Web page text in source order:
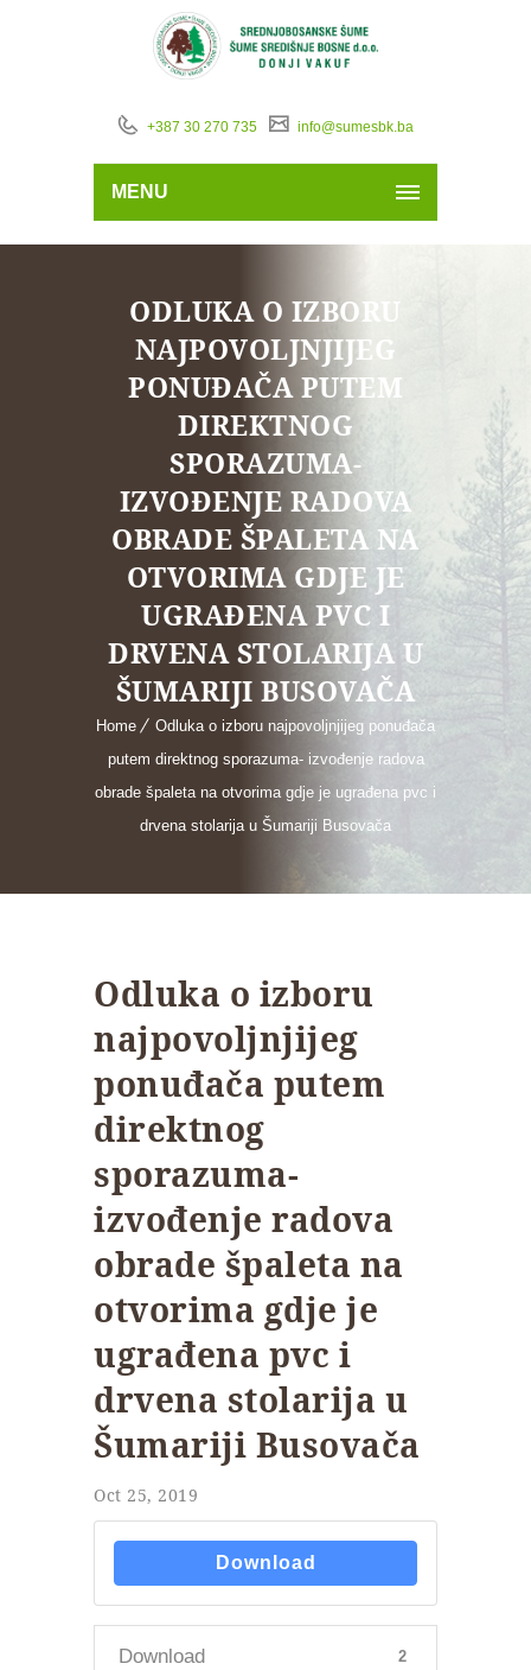
+387 30 270 735 info@sumesbk.ba
MENU
ODLUKA O IZBORU
NAJPOVOLJNJIJEG
PONUĐAČA PUTEM
DIREKTNOG
SPORAZUMA-
IZVOĐENJE RADOVA
OBRADE ŠPALETA NA
OTVORIMA GDJE JE
UGRAĐENA PVC I
DRVENA STOLARIJA U
ŠUMARIJI BUSOVAČA
Home
Odluka o izboru najpovoljnjijeg ponuđača
putem direktnog sporazuma- izvođenje radova
obrade špaleta na otvorima gdje je ugrađena pvc i
drvena stolarija u Šumariji Busovača
Odluka o izboru
najpovoljnjijeg
ponuđača putem
direktnog
sporazuma-
izvođenje radova
obrade špaleta na
otvorima gdje je
ugrađena pvc i
drvena stolarija u
Šumariji Busovača
Oct 25, 2019
Download
Download 2